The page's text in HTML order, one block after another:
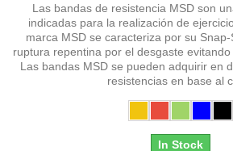
Las bandas de resistencia MSD son
indicadas para la realización de
marca MSD se caracteriza por su
ruptura repentina por el desgaste evitando
Las bandas MSD se pueden adquirir en
resistencias en base al
In Stock